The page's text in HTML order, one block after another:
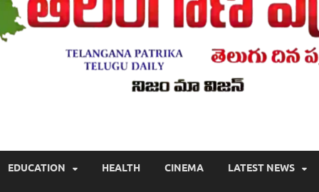
, తాజా వార్తలు , తెలుగు వార్తలు , బ్రేకింగ్ న్యూస్ తెలుగులో , తెలంగాణ లో తాజా
EDUCATION HEALTH CINEMA LATEST NEWS